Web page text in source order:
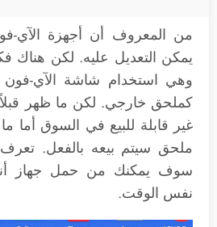
من المعروف أن أجهزة الآي-
يمكن التعديل عليه. لكن هناك
وهي استخدام شاشة الآي-فون
كملحق خارجي. لكن ما ظهر
غير قابلة للبيع في السوق أما
سوف يمكنك من حمل جهاز
نفس الوقت.